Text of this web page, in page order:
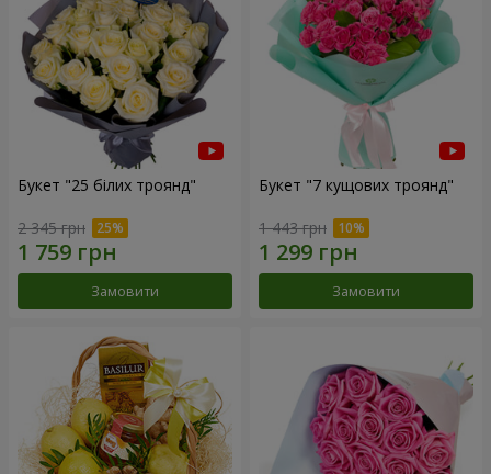
Букет "25 білих троянд"
2 345 грн
Замовити
Букет "7 кущових троянд"
1 443 грн
Замовити